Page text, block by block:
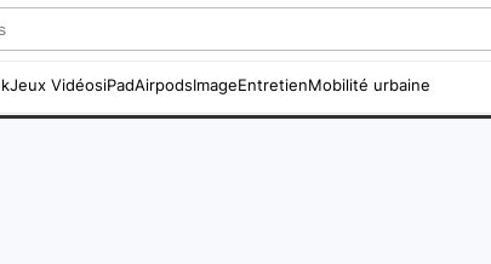
Jeux VidéosiPadAirpodsImageEntretienMobilité urbaine